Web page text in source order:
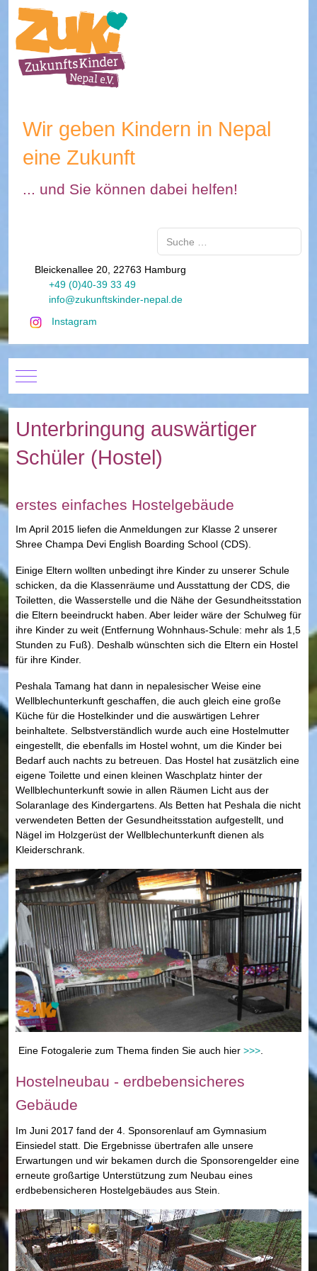
Wir geben Kindern in Nepal
eine Zukunft
... und Sie können dabei helfen!
Bleickenallee 20, 22763 Hamburg
+49 (0)40-39 33 49
info@zukunftskinder-nepal.de
Instagram
Mobile Menu Toggle
Unterbringung auswärtiger
Schüler (Hostel)
erstes einfaches Hostelgebäude
Im April 2015 liefen die Anmeldungen zur Klasse 2 unserer
Shree Champa Devi English Boarding School (CDS).
Einige Eltern wollten unbedingt ihre Kinder zu unserer Schule
schicken, da die Klassenräume und Ausstattung der CDS, die
Toiletten, die Wasserstelle und die Nähe der Gesundheitsstation
die Eltern beeindruckt haben. Aber leider wäre der Schulweg für
ihre Kinder zu weit (Entfernung Wohnhaus-Schule: mehr als 1,5
Stunden zu Fuß). Deshalb wünschten sich die Eltern ein Hostel
für ihre Kinder.
Peshala Tamang hat dann in nepalesischer Weise eine
Wellblechunterkunft geschaffen, die auch gleich eine große
Küche für die Hostelkinder und die auswärtigen Lehrer
beinhaltete. Selbstverständlich wurde auch eine Hostelmutter
eingestellt, die ebenfalls im Hostel wohnt, um die Kinder bei
Bedarf auch nachts zu betreuen. Das Hostel hat zusätzlich eine
eigene Toilette und einen kleinen Waschplatz hinter der
Wellblechunterkunft sowie in allen Räumen Licht aus der
Solaranlage des Kindergartens. Als Betten hat Peshala die nicht
verwendeten Betten der Gesundheitsstation aufgestellt, und
Nägel im Holzgerüst der Wellblechunterkunft dienen als
Kleiderschrank.
Eine Fotogalerie zum Thema finden Sie auch hier >>>.
Hostelneubau - erdbebensicheres
Gebäude
Im Juni 2017 fand der 4. Sponsorenlauf am Gymnasium
Einsiedel statt. Die Ergebnisse übertrafen alle unsere
Erwartungen und wir bekamen durch die Sponsorengelder eine
erneute großartige Unterstützung zum Neubau eines
erdbebensicheren Hostelgebäudes aus Stein.